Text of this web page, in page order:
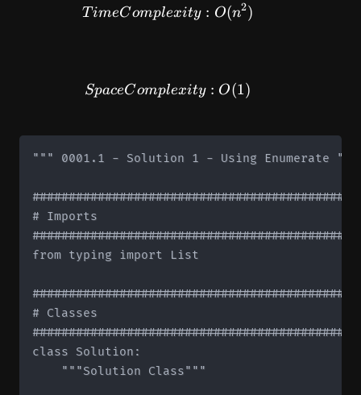
TimeComplexity: O(n^2)
T imeComplexity : O(n2)
SpaceComplexity: O(1)
SpaceComplexity : O(1)
""" 0001.1 - Solution 1 - Using Enumerate """
# Imports
from typing import List
# Classes
class Solution:
    """Solution Class"""